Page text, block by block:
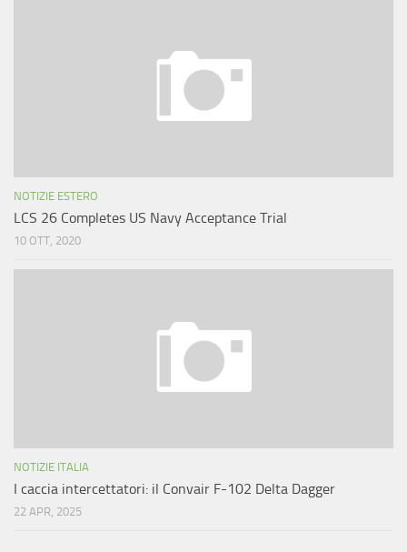
NOTIZIE ESTERO
LCS 26 Completes US Navy Acceptance Trial
10 OTT, 2020
NOTIZIE ITALIA
I caccia intercettatori: il Convair F-102 Delta Dagger
22 APR, 2025